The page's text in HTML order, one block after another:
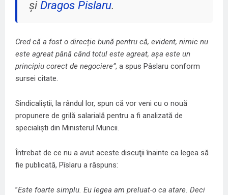
șiDragos Pislaru.
Cred că a fost o direcție bună pentru că, evident, nimic nu
este agreat până când totul este agreat, așa este un
principiu corect de negociere”, a spus Pâslaru conform
sursei citate.
Sindicaliștii, la rândul lor, spun că vor veni cu o nouă
propunere de grilă salarială pentru a fi analizată de
specialiști din Ministerul Muncii.
Întrebat de ce nu a avut aceste discuţii înainte ca legea să
fie publicată, Pîslaru a răspuns:
”Este foarte simplu. Eu legea am preluat-o ca atare. Deci